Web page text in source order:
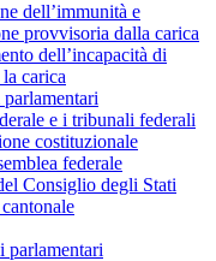
dell’immunità e
provvisoria dalla carica
dell’incapacità di
la carica
e i tribunali federali
costituzionale
federale
Consiglio degli Stati
parlamentari